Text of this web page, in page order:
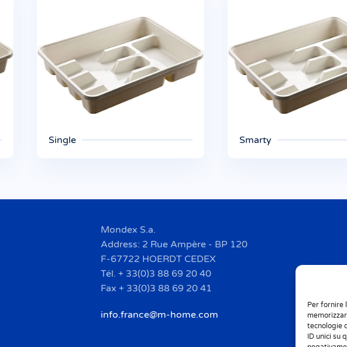
Per fornire
tecnologie
ID unici su
Single Smarty
Mondex S.a.
Address: 2 Rue Ampère - BP 120
F-67722 HOERDT CEDEX
Tél. + 33(0)3 88 69 20 40
Fax + 33(0)3 88 69 20 41
info.france@m-home.com